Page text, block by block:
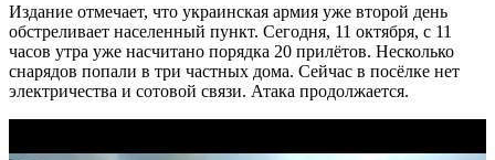
Издание отмечает, что украинская армия уже второй день
обстреливает населенный пункт. Сегодня, 11 октября, с 11
часов утра уже насчитано порядка 20 прилётов. Несколько
снарядов попали в три частных дома. Сейчас в посёлке нет
электричества и сотовой связи. Атака продолжается.